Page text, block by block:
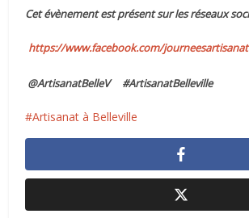
Cet évènement est présent sur les réseaux
https://www.facebook.com/
@ArtisanatBelleV #ArtisanatBelleville
Artisanat à Belleville